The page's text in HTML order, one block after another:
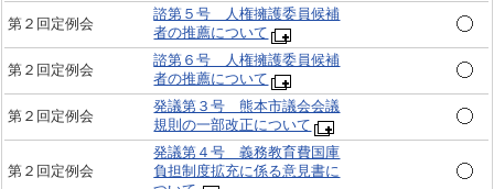
第２回定例会
諮第５号 人権擁護委員候補
者の推薦について
第２回定例会
諮第６号 人権擁護委員候補
者の推薦について
第２回定例会
発議第３号 熊本市議会会議
規則の一部改正について
第２回定例会
発議第４号 義務教育費国庫
負担制度拡充に係る意見書に